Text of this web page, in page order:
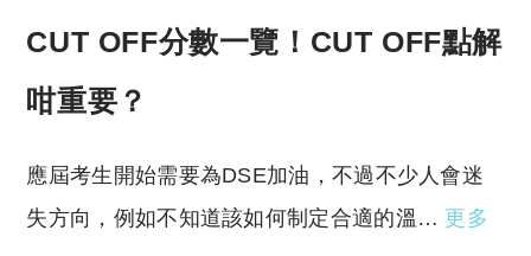
CUT OFF分數一覽！CUT OFF點解
咁重要？
應屆考生開始需要為DSE加油，不過不少人會迷
失方向，例如不知道該如何制定合適的溫… 更多